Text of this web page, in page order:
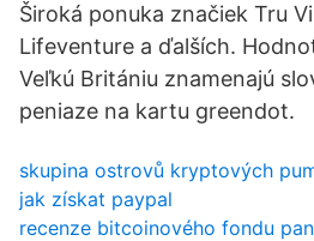
Široká ponuka značiek Tru
Lifeventure a ďalších.
Veľkú Britániu znamenajú
peniaze na kartu greendot.
skupina ostrovů kryptových
jak získat paypal
recenze bitcoinového fondu